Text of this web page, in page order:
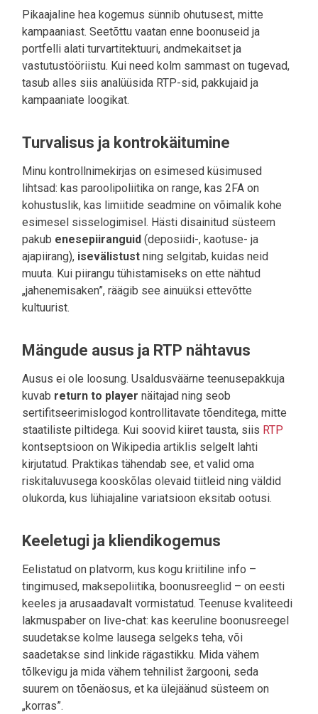
Pikaajaline hea kogemus sünnib ohutusest, mitte
kampaaniast. Seetõttu vaatan enne boonuseid ja
portfelli alati turvartitektuuri, andmekaitset ja
vastutustööriistu. Kui need kolm sammast on tugevad,
tasub alles siis analüüsida RTP-sid, pakkujaid ja
kampaaniate loogikat.
Turvalisus ja kontrokäitumine
Minu kontrollnimekirjas on esimesed küsimused
lihtsad: kas paroolipoliitika on range, kas 2FA on
kohustuslik, kas limiitide seadmine on võimalik kohe
esimesel sisselogimisel. Hästi disainitud süsteem
pakub enesepiiranguid (deposiidi-, kaotuse- ja
ajapiirang), isevälistust ning selgitab, kuidas neid
muuta. Kui piirangu tühistamiseks on ette nähtud
„jahenemisaken”, räägib see ainuüksi ettevõtte
kultuurist.
Mängude ausus ja RTP nähtavus
Ausus ei ole loosung. Usaldusväärne teenusepakkuja
kuvab return to player näitajad ning seob
sertifitseerimislogod kontrollitavate tõenditega, mitte
staatiliste piltidega. Kui soovid kiiret tausta, siis RTP
kontseptsioon on Wikipedia artiklis selgelt lahti
kirjutatud. Praktikas tähendab see, et valid oma
riskitaluvusega kooskõlas olevaid tiitleid ning väldid
olukorda, kus lühiajaline variatsioon eksitab ootusi.
Keeletugi ja kliendikogemus
Eelistatud on platvorm, kus kogu kriitiline info –
tingimused, maksepoliitika, boonusreeglid – on eesti
keeles ja arusaadavalt vormistatud. Teenuse kvaliteedi
lakmuspaber on live-chat: kas keeruline boonusreegel
suudetakse kolme lausega selgeks teha, või
saadetakse sind linkide rägastikku. Mida vähem
tõlkevigu ja mida vähem tehnilist žargooni, seda
suurem on tõenäosus, et ka ülejäänud süsteem on
„korras”.